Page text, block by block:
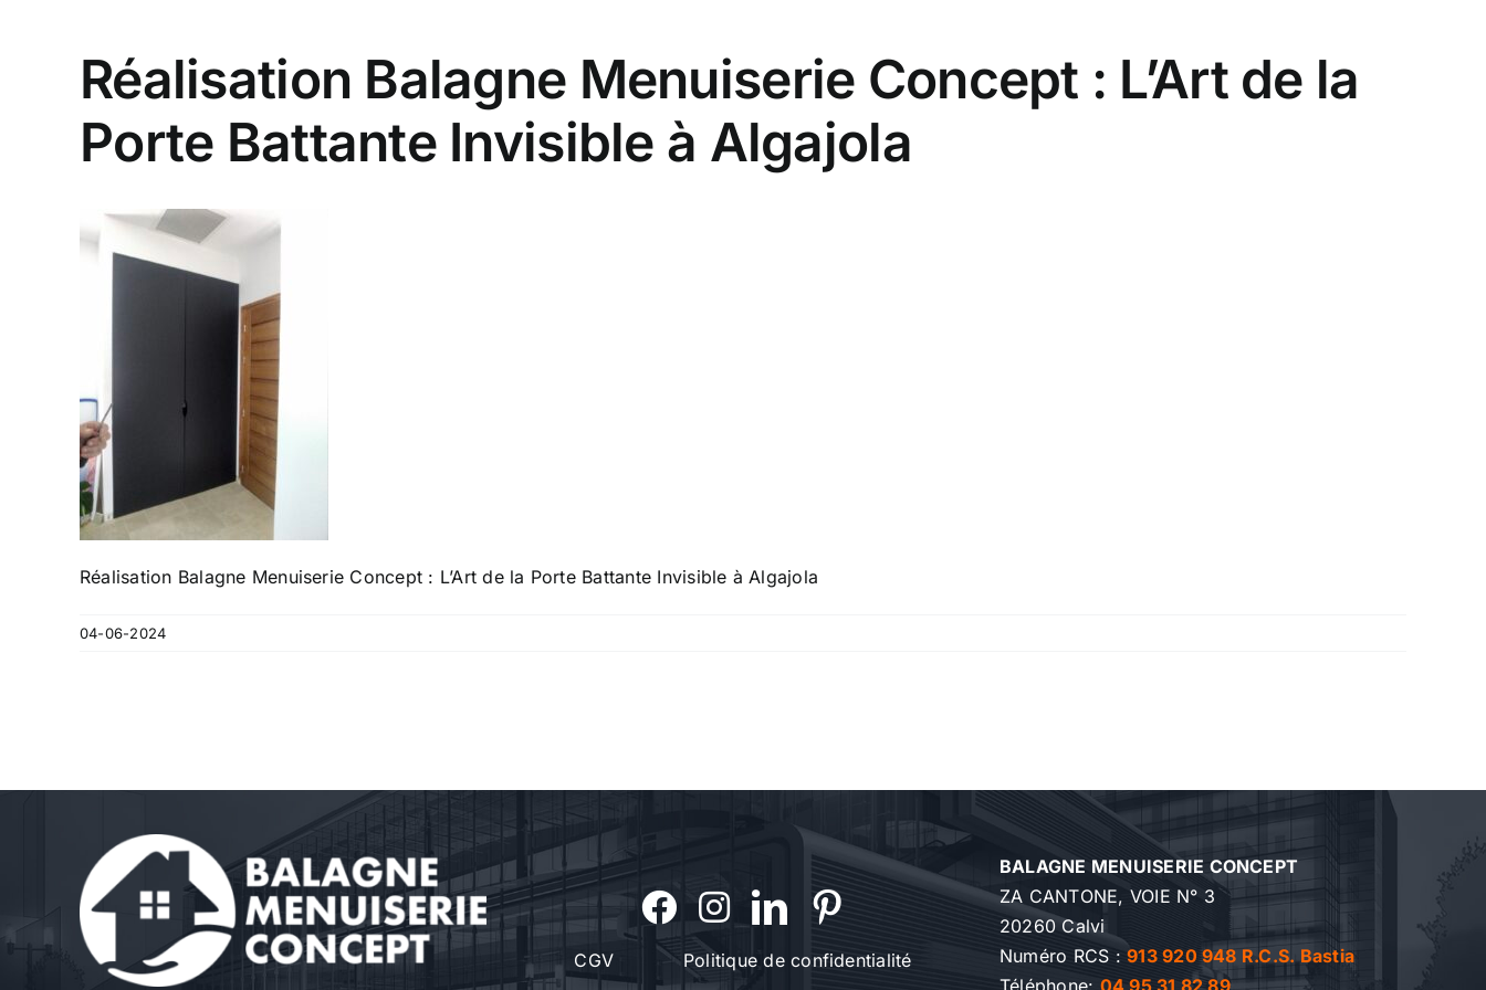
Réalisation Balagne Menuiserie Concept : L’Art de la
Porte Battante Invisible à Algajola
Réalisation Balagne Menuiserie Concept : L’Art de la Porte Battante Invisible à Algajola
04-06-2024
CGV Politique de confidentialité
BALAGNE MENUISERIE CONCEPT
ZA CANTONE, VOIE N° 3
20260 Calvi
Numéro RCS :913 920 948 R.C.S. Bastia